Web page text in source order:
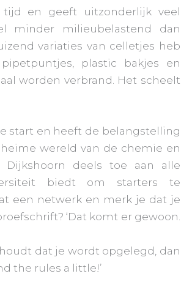
tijd en geeft uitzonderlijk veel
minder milieubelastend dan
variaties van celletjes heb
plastic bakjes en
worden verbrand. Het scheelt
start en heeft de belangstelling
wereld van de chemie en
Dijkshoorn deels toe aan alle
biedt om starters te
een netwerk en merk je dat je
‘Dat komt er gewoon.
dat je wordt opgelegd, dan
the rules a little!’